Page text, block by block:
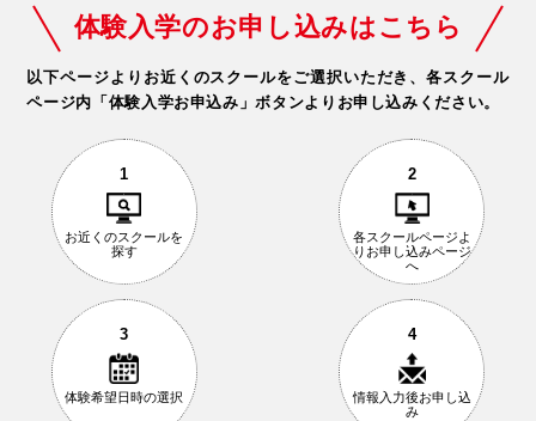
体験入学のお申し込みはこちら
以下ページよりお近くのスクールをご選択いただき、各スクール
ページ内「体験入学お申込み」ボタンよりお申し込みください。
1
お近くのスクールを
探す
2
各スクールページ よ
りお申し込みページ
へ
3
体験希望日時の選択
4
情報入力後お申し込
み